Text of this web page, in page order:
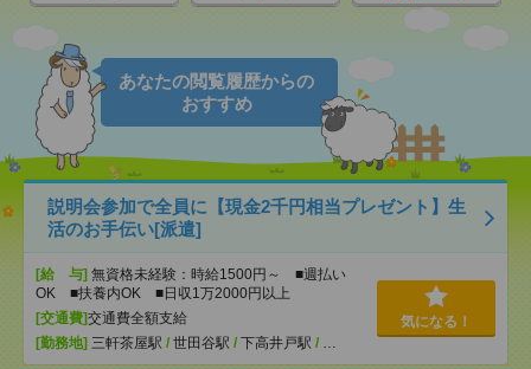
あなたの閲覧履歴からの
おすすめ
説明会参加で全員に【現金2千円相当プレゼント】生
活のお手伝い[派遣]
[給 与] 無資格未経験：時給1500円～ ■週払い
OK ■扶養内OK ■日収1万2000円以上
[交通費]交通費全額支給
[勤務地] 三軒茶屋駅 / 世田谷駅 / 下高井戸駅 / …
気になる！